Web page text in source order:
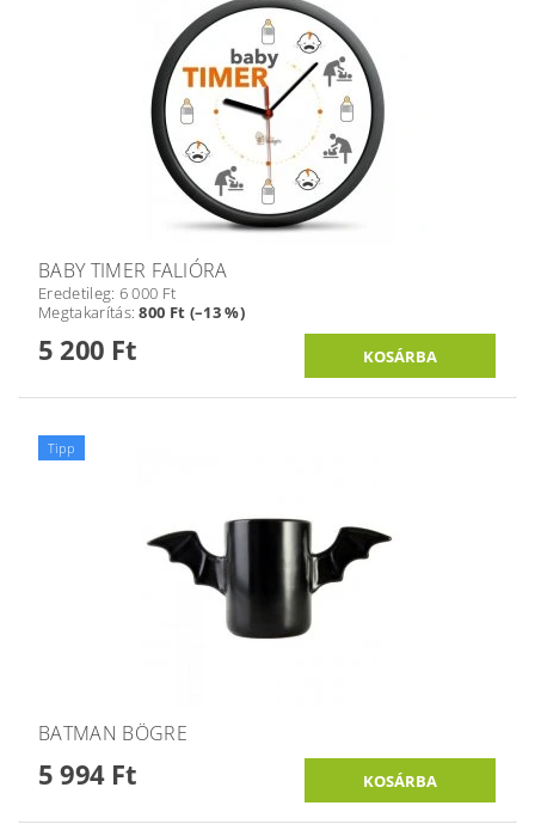
BABY TIMER FALIÓRA
Eredetileg: 6 000 Ft
Megtakarítás:800 Ft (–13 %)
5 200 Ft
Tipp
BATMAN BÖGRE
5 994 Ft